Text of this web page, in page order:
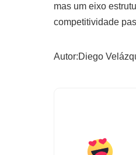
mas um eixo
competitividade
Autor:Diego